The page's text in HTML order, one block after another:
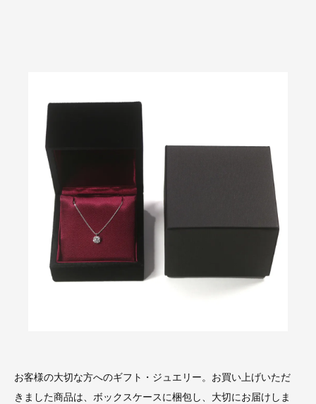
お客様の大切な方へのギフト・ジュエリー。お買い上げいただ
きました商品は、ボックスケースに梱包し、大切にお届けしま